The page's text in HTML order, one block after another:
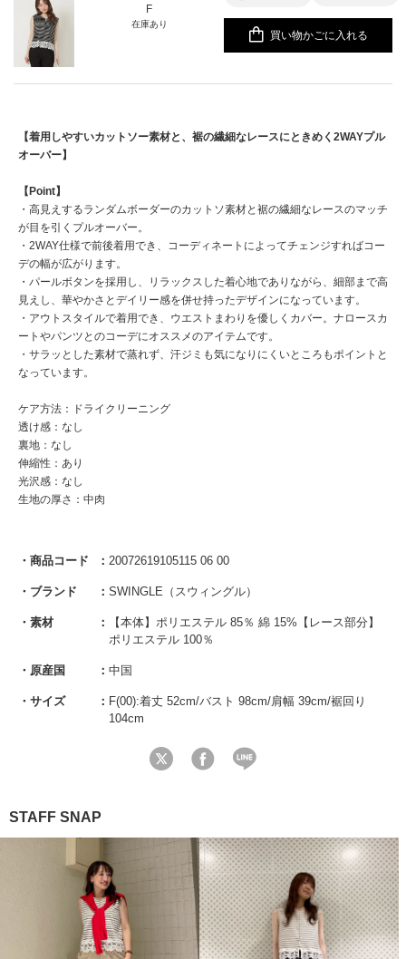
商品コード 20072619105115 06 00
ブランド SWINGLE（スウィングル）
素材
【本体】ポリエステル 85％ 綿 15%【レース部分】
ポリエステル 100％
原産国 中国
サイズ
F(00):着丈 52cm/バスト 98cm/肩幅 39cm/裾回り
104cm
F
在庫あり
買い物かごに入れる
STAFF SNAP
【着用しやすいカットソー素材と、裾の繊細なレースにときめく2WAYプル
オーバー】
【Point】
・高見えするランダムボーダーのカットソ素材と裾の繊細なレースのマッチ
が目を引くプルオーバー。
・2WAY仕様で前後着用でき、コーディネートによってチェンジすればコー
デの幅が広がります。
・パールボタンを採用し、リラックスした着心地でありながら、細部まで高
見えし、華やかさとデイリー感を併せ持ったデザインになっています。
・アウトスタイルで着用でき、ウエストまわりを優しくカバー。ナロースカ
ートやパンツとのコーデにオススメのアイテムです。
・サラッとした素材で蒸れず、汗ジミも気になりにくいところもポイントと
なっています。
ケア方法：ドライクリーニング
透け感：なし
裏地：なし
伸縮性：あり
光沢感：なし
生地の厚さ：中肉